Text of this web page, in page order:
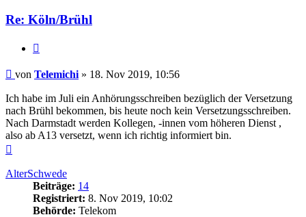
Re: Köln/Brühl
Beitrag
von Telemichi » 18. Nov 2019, 10:56
Ich habe im Juli ein Anhörungsschreiben bezüglich der Versetzung
nach Brühl bekommen, bis heute noch kein Versetzungsschreiben.
Nach Darmstadt werden Kollegen, -innen vom höheren Dienst ,
also ab A13 versetzt, wenn ich richtig informiert bin.
AlterSchwede
Beiträge: 14
Registriert: 8. Nov 2019, 10:02
Behörde: Telekom